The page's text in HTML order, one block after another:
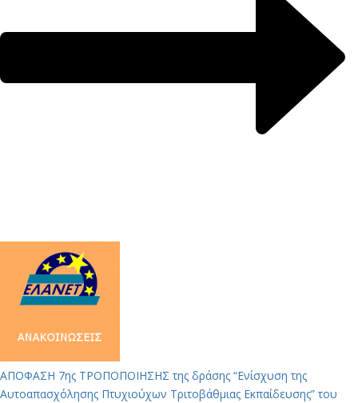
ΑΠΟΦΑΣΗ 7ης ΤΡΟΠΟΠΟΙΗΣΗΣ της δράσης “Ενίσχυση της
Αυτοαπασχόλησης Πτυχιούχων Τριτοβάθμιας Εκπαίδευσης” του